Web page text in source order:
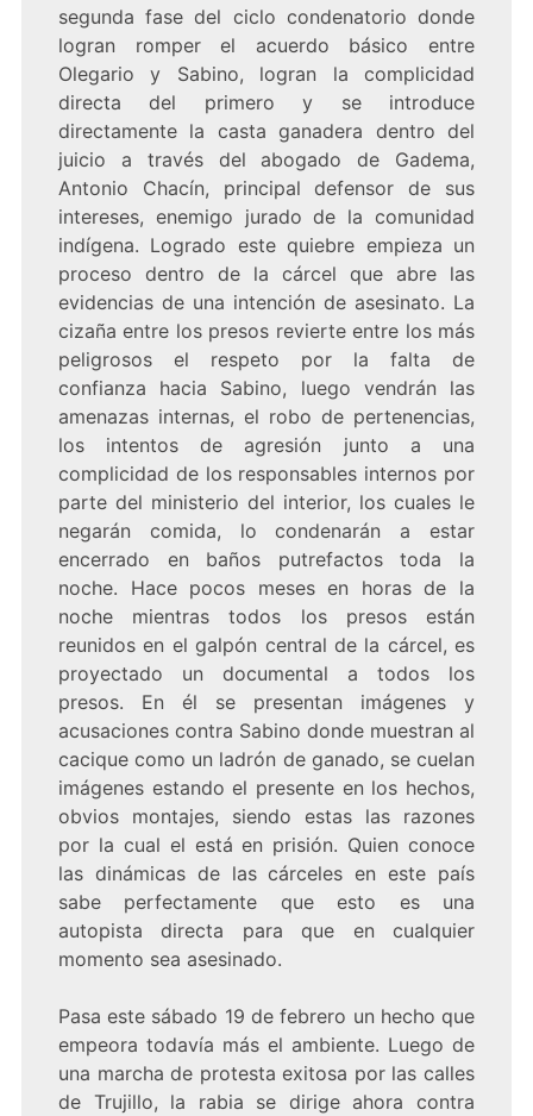
segunda fase del ciclo condenatorio donde
logran romper el acuerdo básico entre
Olegario y Sabino, logran la complicidad
directa del primero y se introduce
directamente la casta ganadera dentro del
juicio a través del abogado de Gadema,
Antonio Chacín, principal defensor de sus
intereses, enemigo jurado de la comunidad
indígena. Logrado este quiebre empieza un
proceso dentro de la cárcel que abre las
evidencias de una intención de asesinato. La
cizaña entre los presos revierte entre los más
peligrosos el respeto por la falta de
confianza hacia Sabino, luego vendrán las
amenazas internas, el robo de pertenencias,
los intentos de agresión junto a una
complicidad de los responsables internos por
parte del ministerio del interior, los cuales le
negarán comida, lo condenarán a estar
encerrado en baños putrefactos toda la
noche. Hace pocos meses en horas de la
noche mientras todos los presos están
reunidos en el galpón central de la cárcel, es
proyectado un documental a todos los
presos. En él se presentan imágenes y
acusaciones contra Sabino donde muestran al
cacique como un ladrón de ganado, se cuelan
imágenes estando el presente en los hechos,
obvios montajes, siendo estas las razones
por la cual el está en prisión. Quien conoce
las dinámicas de las cárceles en este país
sabe perfectamente que esto es una
autopista directa para que en cualquier
momento sea asesinado.
Pasa este sábado 19 de febrero un hecho que
empeora todavía más el ambiente. Luego de
una marcha de protesta exitosa por las calles
de Trujillo, la rabia se dirige ahora contra